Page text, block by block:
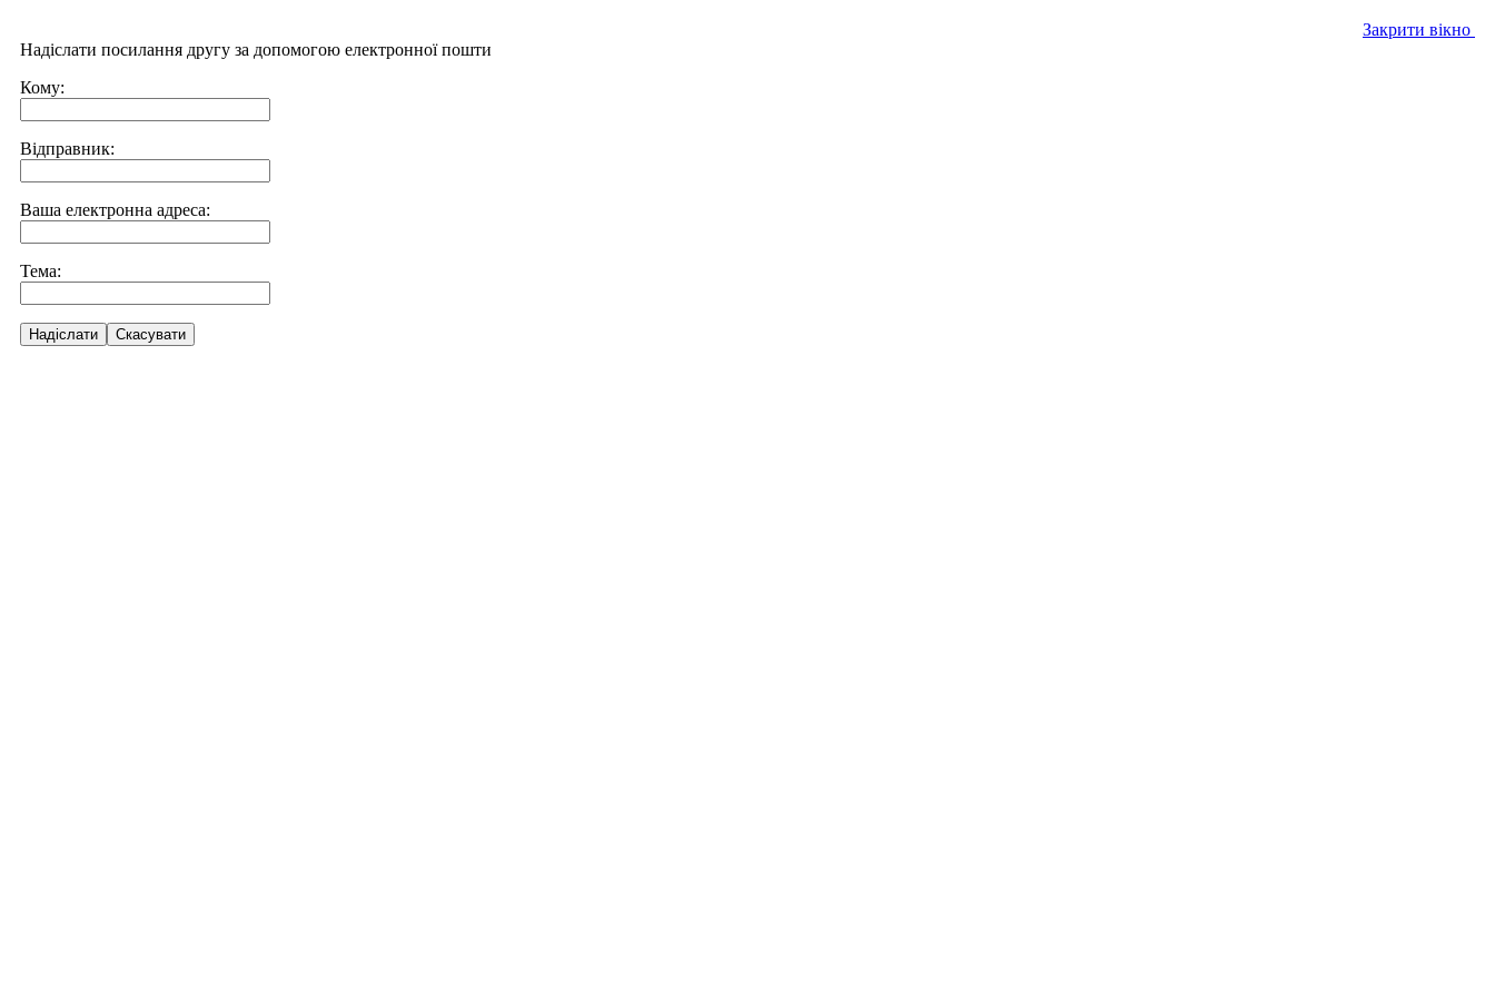
Закрити вікно
Надіслати посилання другу за допомогою електронної пошти
Кому:
Відправник:
Ваша електронна адреса:
Тема:
Надіслати Скасувати